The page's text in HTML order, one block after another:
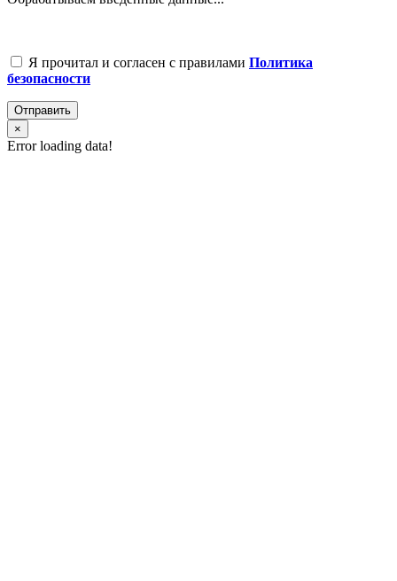
Я прочитал и согласен с правилами Политика
безопасности
Отправить
×
Error loading data!